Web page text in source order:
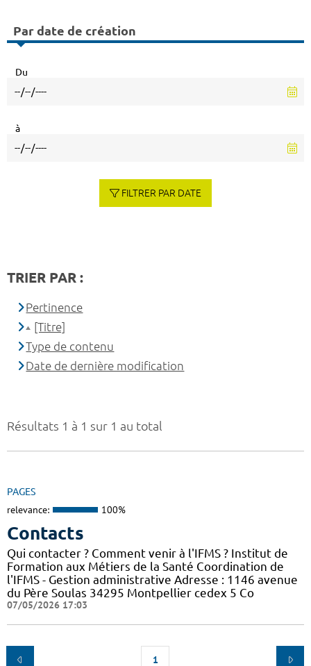
Résultats 1 à 1 sur 1 au total
PAGES
relevance: 100%
Contacts
Qui contacter ? Comment venir à l'IFMS ? Institut de
Formation aux Métiers de la Santé Coordination de
l'IFMS - Gestion administrative Adresse : 1146 avenue
du Père Soulas 34295 Montpellier cedex 5 Co
07/05/2026 17:03
1
Par date de création
Du
à
FILTRER PAR DATE
TRIER PAR :
Pertinence
[Titre]
Type de contenu
Date de dernière modification